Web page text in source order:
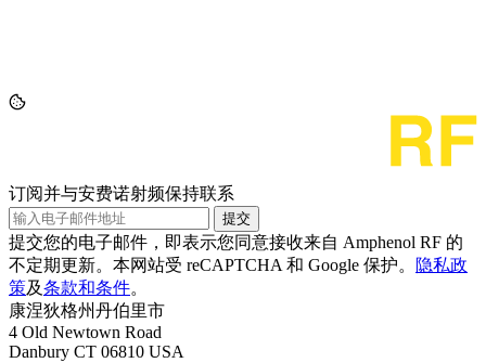
订阅并与安费诺射频保持联系
提交
提交您的电子邮件，即表示您同意接收来自 Amphenol RF 的
不定期更新。本网站受 reCAPTCHA 和 Google 保护。
隐私政
策及条款和条件。
康涅狄格州丹伯里市
4 Old Newtown Road
Danbury CT 06810 USA